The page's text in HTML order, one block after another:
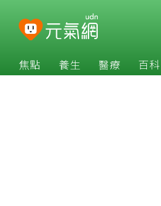
焦點 養生 醫療 百科